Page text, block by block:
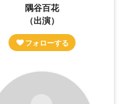
隅谷百花
（出演）